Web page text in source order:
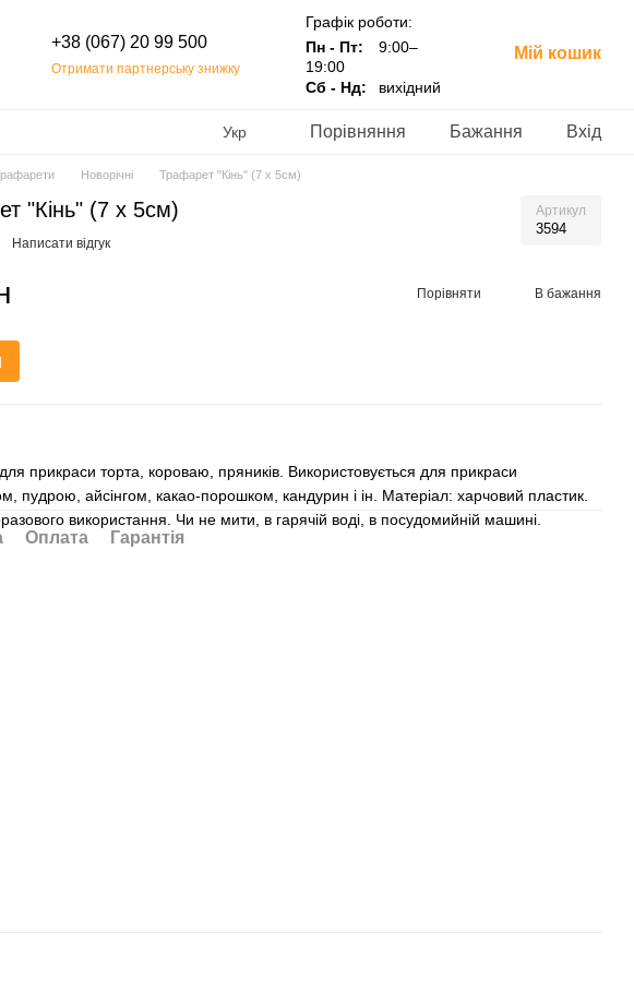
+38 (067) 20 99 500
Отримати партнерську знижку
Графік роботи:
Пн - Пт:
9:00–
19:00
Сб - Нд:
вихідний
Мій кошик
Укр Порівняння Бажання Вхід
Новорічні Трафарет "Кінь" (7 х 5см)
"Кінь" (7 х 5см) Артикул
3594
Написати відгук
Порівняти В бажання
прикраси торта, короваю, пряників. Використовується для прикраси
пудрою, айсінгом, какао-порошком, кандурин і ін. Матеріал: харчовий пластик.
використання. Чи не мити, в гарячій воді, в посудомийній машині.
Оплата Гарантія